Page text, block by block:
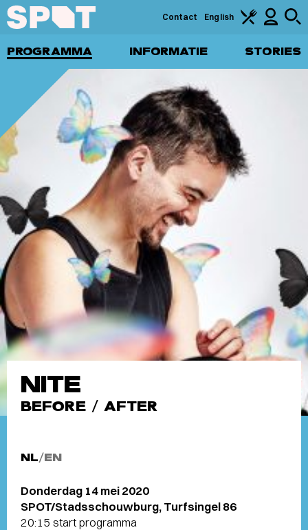
PROGRAMMA INFORMATIE STORIES
Contact English
NITE
BEFORE / AFTER
NL/EN
Donderdag 14 mei 2020
SPOT/Stadsschouwburg, Turfsingel 86
20:15 start programma